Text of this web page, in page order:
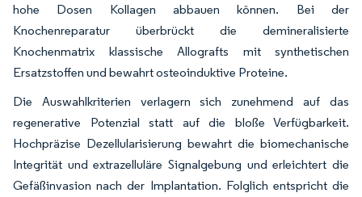
hohe Dosen Kollagen abbauen können. Bei der
Knochenreparatur überbrückt die demineralisierte
Knochenmatrix klassische Allografts mit synthetischen
Ersatzstoffen und bewahrt osteoinduktive Proteine.
Die Auswahlkriterien verlagern sich zunehmend auf das
regenerative Potenzial statt auf die bloße Verfügbarkeit.
Hochpräzise Dezellularisierung bewahrt die biomechanische
Integrität und extrazelluläre Signalgebung und erleichtert die
Gefäßinvasion nach der Implantation. Folglich entspricht die